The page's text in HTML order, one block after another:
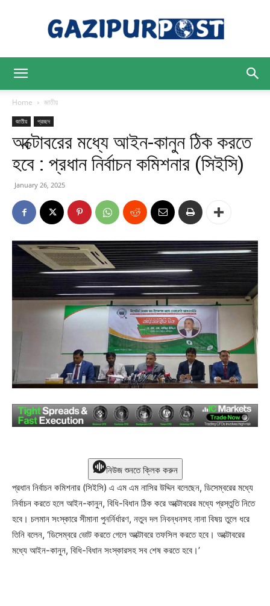
Post
Home জাতীয়
জাতীয় প্রচ্ছদ
অক্টোবরের মধ্যে আইন-কানুন ঠিক করতে
হবে : প্রধান নির্বাচন কমিশনার (সিইসি)
January 26, 2025
নিউজ শুনতে ক্লিক করুন
প্রধান নির্বাচন কমিশনার (সিইসি) এ এম এম নাসির উদ্দিন বলেছেন, ডিসেম্বরের মধ্যে
নির্বাচন করতে হলে আইন-কানুন, বিধি-বিধান ঠিক করে অক্টোবরের মধ্যে প্রস্তুতি নিতে
হবে। চলমান সংস্কারে সীমানা পুনর্নির্ধারণ, নতুন দল নিবন্ধনসহ নানা বিষয় তুলে ধরে
তিনি বলেন, ‘ডিসেম্বরে ভোট করতে গেলে অক্টোবরে তফসিল করতে হবে। অক্টোবরের
মধ্যে আইন-কানুন, বিধি-বিধান সংস্কারসহ সব শেষ করতে হবে।’